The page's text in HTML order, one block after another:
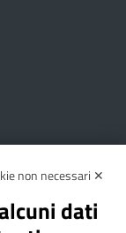
Policy
non necessari ✕
dati